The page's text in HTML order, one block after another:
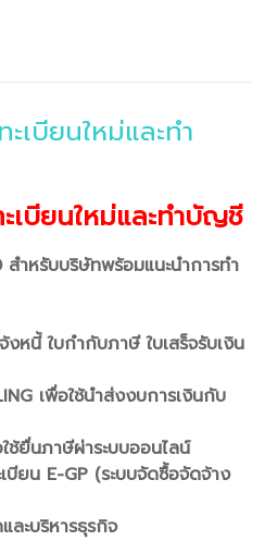
เบียนใหม่และทำ
เบียนใหม่และทำบัญชี
ำหรับบริษัทพร้อมแนะนำการทำ
หนี้ ใบกำกับภาษี ใบเสร็จรับเงิน
เพื่อใช้นำส่งงบการเงินกับ
ช้ยื่นภาษีผ่าระบบออนไลน์
บียน E-GP (ระบบจัดซื้อจัดจ้าง
ะบริหารธุรกิจ